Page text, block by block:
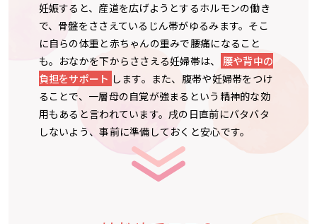
妊娠すると、産道を広げようとするホルモンの働き
で、骨盤をささえているじん帯がゆるみます。そこ
に自らの体重と赤ちゃんの重みで腰痛になること
も。おなかを下からささえる妊婦帯は、
腰や背中の
負担をサポート します。また、腹帯や妊婦帯をつけ
ることで、一層母の自覚が強まるという精神的な効
用もあると言われています。戌の日直前にバタバタ
しないよう、事前に準備しておくと安心です。